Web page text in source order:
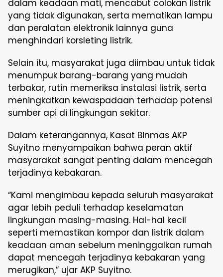
dalam keadaan mati, mencabut colokan listrik
yang tidak digunakan, serta mematikan lampu
dan peralatan elektronik lainnya guna
menghindari korsleting listrik.
Selain itu, masyarakat juga diimbau untuk tidak
menumpuk barang-barang yang mudah
terbakar, rutin memeriksa instalasi listrik, serta
meningkatkan kewaspadaan terhadap potensi
sumber api di lingkungan sekitar.
Dalam keterangannya, Kasat Binmas AKP
Suyitno menyampaikan bahwa peran aktif
masyarakat sangat penting dalam mencegah
terjadinya kebakaran.
“Kami mengimbau kepada seluruh masyarakat
agar lebih peduli terhadap keselamatan
lingkungan masing-masing. Hal-hal kecil
seperti memastikan kompor dan listrik dalam
keadaan aman sebelum meninggalkan rumah
dapat mencegah terjadinya kebakaran yang
merugikan,” ujar AKP Suyitno.